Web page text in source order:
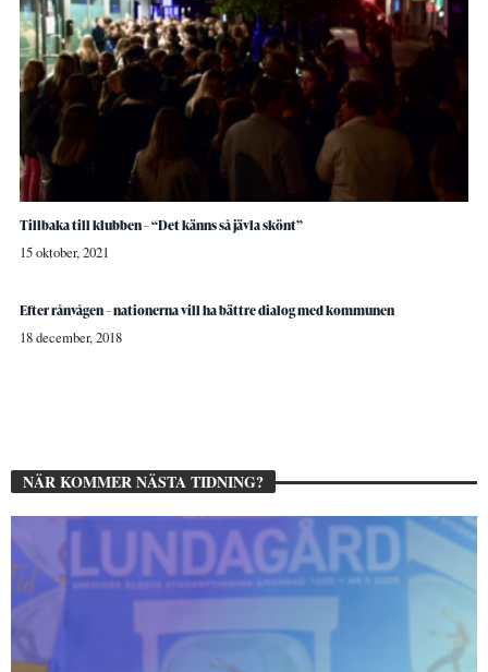
Tillbaka till klubben – “Det känns så jävla skönt”
15 oktober, 2021
Efter rånvågen – nationerna vill ha bättre dialog med kommunen
18 december, 2018
NÄR KOMMER NÄSTA TIDNING?